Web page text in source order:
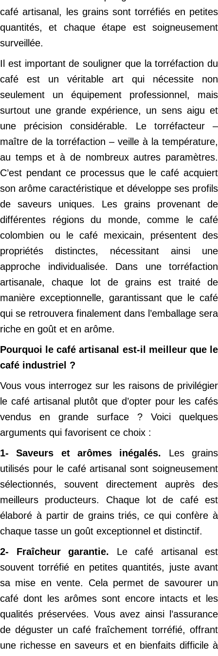
café artisanal, les grains sont torréfiés en petites
quantités, et chaque étape est soigneusement
surveillée.
Il est important de souligner que la torréfaction du
café est un véritable art qui nécessite non
seulement un équipement professionnel, mais
surtout une grande expérience, un sens aigu et
une précision considérable. Le torréfacteur –
maître de la torréfaction – veille à la température,
au temps et à de nombreux autres paramètres.
C’est pendant ce processus que le café acquiert
son arôme caractéristique et développe ses profils
de saveurs uniques. Les grains provenant de
différentes régions du monde, comme le café
colombien ou le café mexicain, présentent des
propriétés distinctes, nécessitant ainsi une
approche individualisée. Dans une torréfaction
artisanale, chaque lot de grains est traité de
manière exceptionnelle, garantissant que le café
qui se retrouvera finalement dans l’emballage sera
riche en goût et en arôme.
Pourquoi le café artisanal est-il meilleur que le
café industriel ?
Vous vous interrogez sur les raisons de privilégier
le café artisanal plutôt que d’opter pour les cafés
vendus en grande surface ? Voici quelques
arguments qui favorisent ce choix :
1- Saveurs et arômes inégalés. Les grains
utilisés pour le café artisanal sont soigneusement
sélectionnés, souvent directement auprès des
meilleurs producteurs. Chaque lot de café est
élaboré à partir de grains triés, ce qui confère à
chaque tasse un goût exceptionnel et distinctif.
2- Fraîcheur garantie. Le café artisanal est
souvent torréfié en petites quantités, juste avant
sa mise en vente. Cela permet de savourer un
café dont les arômes sont encore intacts et les
qualités préservées. Vous avez ainsi l’assurance
de déguster un café fraîchement torréfié, offrant
une richesse en saveurs et en bienfaits difficile à